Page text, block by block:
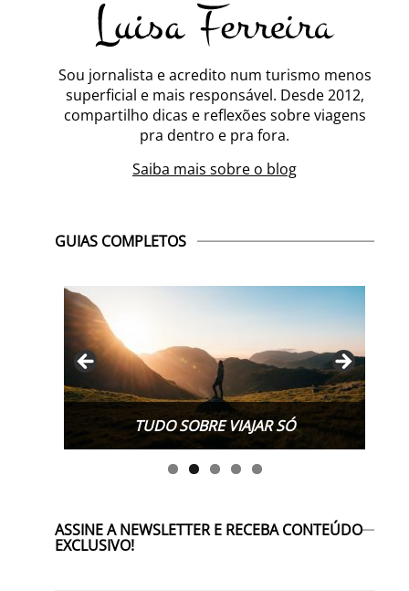
Sou jornalista e acredito num turismo menos
superficial e mais responsável. Desde 2012,
compartilho dicas e reflexões sobre viagens
pra dentro e pra fora.
Saiba mais sobre o blog
GUIAS COMPLETOS
TUDO SOBRE WORK EXCHANGE
ASSINE A NEWSLETTER E RECEBA CONTEÚDO
EXCLUSIVO!